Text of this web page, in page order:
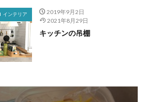
インテリア
2019年9月2日
2021年8月29日
キッチンの吊棚